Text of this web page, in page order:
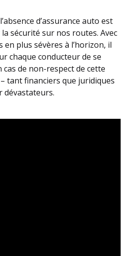
d’assurance auto est
sécurité sur nos routes. Avec
en plus sévères à l’horizon, il
chaque conducteur de se
de non-respect de cette
tant financiers que juridiques
dévastateurs.